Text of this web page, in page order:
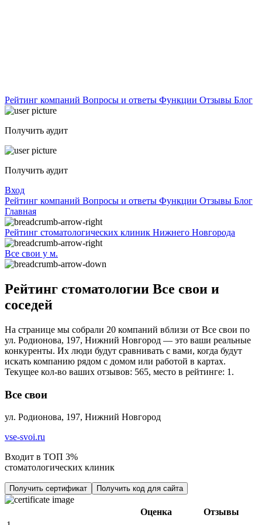
Рейтинг компаний Вопросы и ответы Функции Отзывы Блог
Получить аудит
Получить аудит
Вход
Рейтинг компаний Вопросы и ответы Функции Отзывы Блог
Главная
Рейтинг стоматологических клиник Нижнего Новгорода
Все свои у м.
Рейтинг стоматологии Все свои и
соседей
На странице мы собрали 20 компаний вблизи от Все свои по
ул. Родионова, 197, Нижний Новгород — это ваши реальные
конкуренты. Их люди будут сравнивать с вами, когда будут
искать компанию рядом с домом или работой в картах.
Текущее кол-во ваших отзывов: 565, место в рейтинге: 1.
Все свои
ул. Родионова, 197, Нижний Новгород
vse-svoi.ru
Входит в ТОП 3%
стоматологических клиник
Получить сертификат Получить код для сайта
Оценка
Отзывы